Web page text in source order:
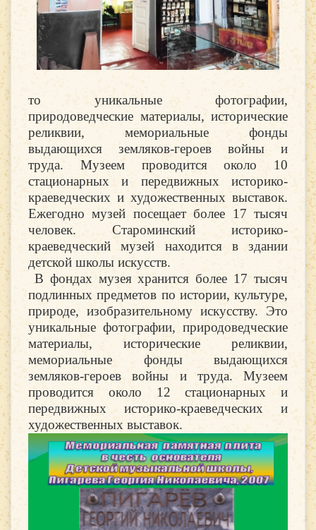
то уникальные фотографии,
природоведческие материалы, исторические
реликвии, мемориальные фонды
выдающихся земляков-героев войны и
труда. Музеем проводится около 10
стационарных и передвижных историко-
краеведческих и художественных выставок.
Ежегодно музей посещает более 17 тысяч
человек. Староминский историко-
краеведческий музей находится в здании
детской школы искусств.
В фондах музея хранится более 17 тысяч
подлинных предметов по истории, культуре,
природе, изобразительному искусству. Это
уникальные фотографии, природоведческие
материалы, исторические реликвии,
мемориальные фонды выдающихся
земляков-героев войны и труда. Музеем
проводится около 12 стационарных и
передвижных историко-краеведческих и
художественных выставок.